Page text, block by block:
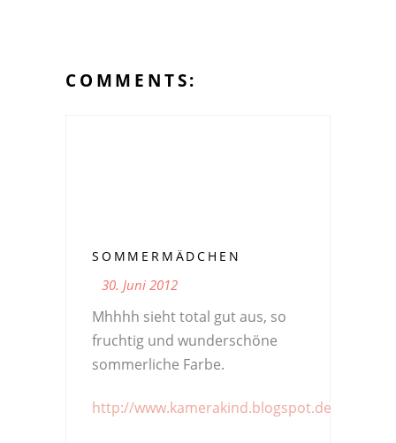
COMMENTS:
SOMMERMÄDCHEN
30. Juni 2012
Mhhhh sieht total gut aus, so
fruchtig und wunderschöne
sommerliche Farbe.
http://www.kamerakind.blogspot.de